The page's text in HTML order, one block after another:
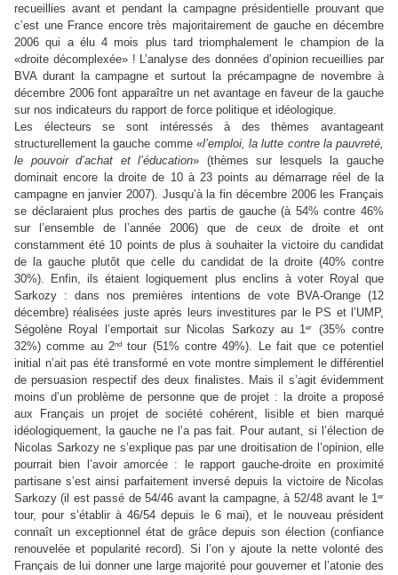
recueillies avant et pendant la campagne présidentielle prouvant que
c’est une France encore très majoritairement de gauche en décembre
2006 qui a élu 4 mois plus tard triomphalement le champion de la
«droite décomplexée» ! L’analyse des données d’opinion recueillies par
BVA durant la campagne et surtout la précampagne de novembre à
décembre 2006 font apparaître un net avantage en faveur de la gauche
sur nos indicateurs du rapport de force politique et idéologique.
Les électeurs se sont intéressés à des thèmes avantageant
structurellement la gauche comme «l’emploi, la lutte contre la pauvreté,
le pouvoir d’achat et l’éducation» (thèmes sur lesquels la gauche
dominait encore la droite de 10 à 23 points au démarrage réel de la
campagne en janvier 2007). Jusqu’à la fin décembre 2006 les Français
se déclaraient plus proches des partis de gauche (à 54% contre 46%
sur l’ensemble de l’année 2006) que de ceux de droite et ont
constamment été 10 points de plus à souhaiter la victoire du candidat
de la gauche plutôt que celle du candidat de la droite (40% contre
30%). Enfin, ils étaient logiquement plus enclins à voter Royal que
Sarkozy : dans nos premières intentions de vote BVA-Orange (12
décembre) réalisées juste après leurs investitures par le PS et l’UMP,
Ségolène Royal l’emportait sur Nicolas Sarkozy au 1er
(35% contre
32%) comme au 2nd tour (51% contre 49%). Le fait que ce potentiel
initial n’ait pas été transformé en vote montre simplement le différentiel
de persuasion respectif des deux finalistes. Mais il s’agit évidemment
moins d’un problème de personne que de projet : la droite a proposé
aux Français un projet de société cohérent, lisible et bien marqué
idéologiquement, la gauche ne l’a pas fait. Pour autant, si l’élection de
Nicolas Sarkozy ne s’explique pas par une droitisation de l’opinion, elle
pourrait bien l’avoir amorcée : le rapport gauche-droite en proximité
partisane s’est ainsi parfaitement inversé depuis la victoire de Nicolas
Sarkozy (il est passé de 54/46 avant la campagne, à 52/48 avant le 1er
tour, pour s’établir à 46/54 depuis le 6 mai), et le nouveau président
connaît un exceptionnel état de grâce depuis son élection (confiance
renouvelée et popularité record). Si l’on y ajoute la nette volonté des
Français de lui donner une large majorité pour gouverner et l’atonie des